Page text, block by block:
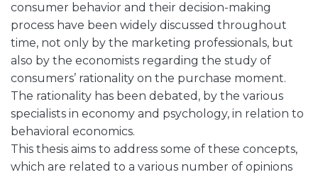
consumer behavior and their decision-making
process have been widely discussed throughout
time, not only by the marketing professionals, but
also by the economists regarding the study of
consumers’ rationality on the purchase moment.
The rationality has been debated, by the various
specialists in economy and psychology, in relation to
behavioral economics.
This thesis aims to address some of these concepts,
which are related to a various number of opinions